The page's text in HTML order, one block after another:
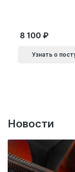
8 100
Узнать о
Новости